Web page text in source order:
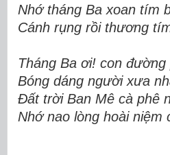
Nhớ tháng Ba xoan tím
Cánh rụng rồi thương
Tháng Ba ơi! con đường
Bóng dáng người xưa
Đất trời Ban Mê cà
Nhớ nao lòng hoài